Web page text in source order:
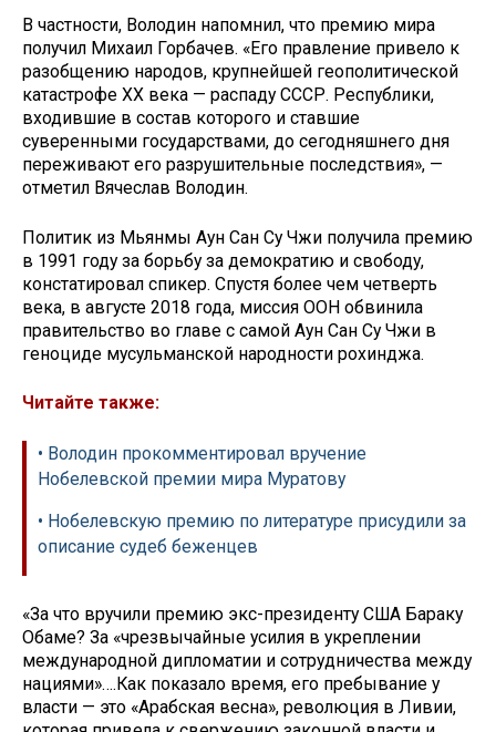
В частности, Володин напомнил, что премию мира
получил Михаил Горбачев. «Его правление привело к
разобщению народов, крупнейшей геополитической
катастрофе ХХ века — распаду СССР. Республики,
входившие в состав которого и ставшие
суверенными государствами, до сегодняшнего дня
переживают его разрушительные последствия», —
отметил Вячеслав Володин.
Политик из Мьянмы Аун Сан Су Чжи получила премию
в 1991 году за борьбу за демократию и свободу,
констатировал спикер. Спустя более чем четверть
века, в августе 2018 года, миссия ООН обвинила
правительство во главе с самой Аун Сан Су Чжи в
геноциде мусульманской народности рохинджа.
Читайте также:
• Володин прокомментировал вручение
Нобелевской премии мира Муратову
• Нобелевскую премию по литературе присудили за
описание судеб беженцев
«За что вручили премию экс-президенту США Бараку
Обаме? За «чрезвычайные усилия в укреплении
международной дипломатии и сотрудничества между
нациями»….Как показало время, его пребывание у
власти — это «Арабская весна», революция в Ливии,